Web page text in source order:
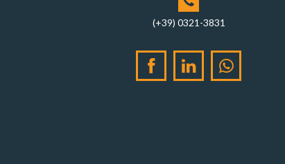
(+39) 0321-3831